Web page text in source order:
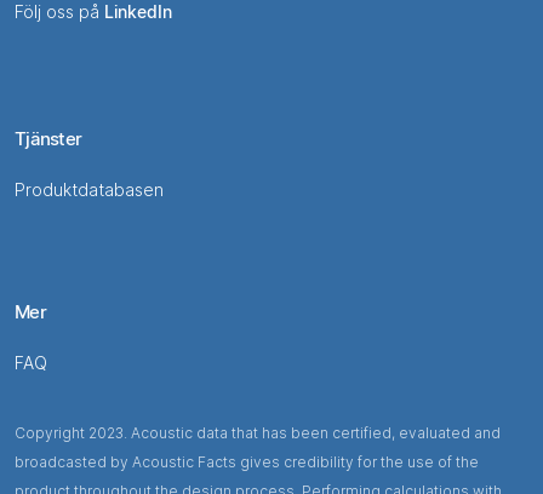
Följ oss på LinkedIn
Tjänster
Produktdatabasen
Mer
FAQ
Copyright 2023. Acoustic data that has been certified, evaluated and
broadcasted by Acoustic Facts gives credibility for the use of the